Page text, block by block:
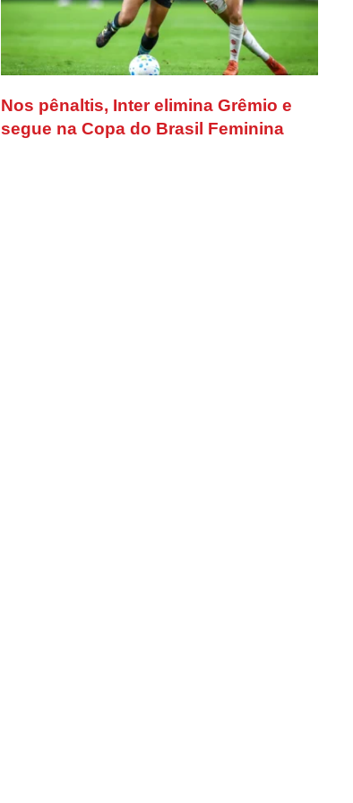
Nos pênaltis, Inter elimina Grêmio e
segue na Copa do Brasil Feminina